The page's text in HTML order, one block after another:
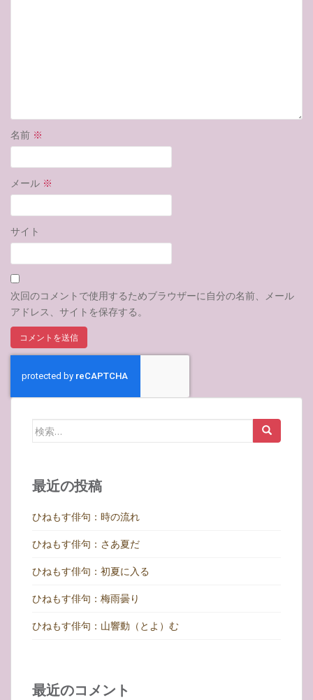
名前 ※
メール ※
サイト
次回のコメントで使用するためブラウザーに自分の名前、メール
アドレス、サイトを保存する。
検
最近の投稿
ひねもす俳句：時の流れ
ひねもす俳句：さあ夏だ
ひねもす俳句：初夏に入る
ひねもす俳句：梅雨曇り
ひねもす俳句：山響動（とよ）む
最近のコメント